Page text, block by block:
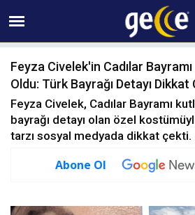
08 AĞUSTOS Cumartesi
Feyza Civelek'in Cadılar
Oldu: Türk Bayrağı Detayı Dikkat
Feyza Civelek, Cadılar Bayramı
bayrağı detayı olan özel
tarzı sosyal medyada dikkat çekti.
Abone Ol